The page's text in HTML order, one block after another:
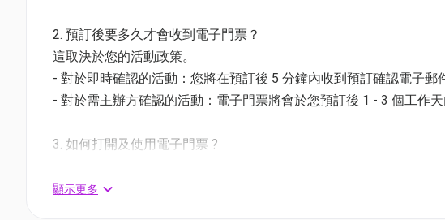
01空間特別優惠價: HK$310/1組 (原價HK$320)
【85折優惠】Sooper Yoo 平日120分鐘2大2小門票 + 小童防滑襪2對
01空間特別優惠價: HK$425 (原價HK$500) | 人均$107
- 此方案門票已包兩位4至12歲小朋友及兩位18歲或以上的陪同成人
- 2大2小名額必須於同一時間及同一場次進場使用，無法分開不同日
【85折優惠】Sooper Yoo 週末120分鐘2大2小門票+ 小童防滑襪2對
2. 預訂後要多久才會收到電子門票？
這取決於您的活動政策。
- 對於即時確認的活動：您將在預訂後 5 分鐘內收到預訂確認電子郵
- 對於需主辦方確認的活動：電子門票將會於您預訂後 1 - 3 個工作
3. 如何打開及使用電子門票 ?
相關活動電子門票；
顯示更多